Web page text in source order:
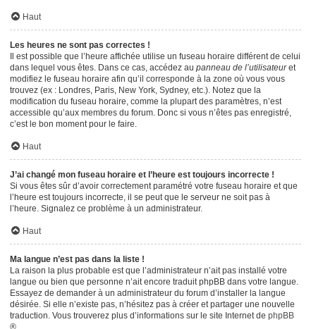
Haut
Les heures ne sont pas correctes !
Il est possible que l’heure affichée utilise un fuseau horaire différent de celui
dans lequel vous êtes. Dans ce cas, accédez au panneau de l’utilisateuret
modifiez le fuseau horaire afin qu’il corresponde à la zone où vous vous
trouvez (ex : Londres, Paris, New York, Sydney, etc.). Notez que la
modification du fuseau horaire, comme la plupart des paramètres, n’est
accessible qu’aux membres du forum. Donc si vous n’êtes pas enregistré,
c’est le bon moment pour le faire.
Haut
J’ai changé mon fuseau horaire et l’heure est toujours incorrecte !
Si vous êtes sûr d’avoir correctement paramétré votre fuseau horaire et que
l’heure est toujours incorrecte, il se peut que le serveur ne soit pas à
l’heure. Signalez ce problème à un administrateur.
Haut
Ma langue n’est pas dans la liste !
La raison la plus probable est que l’administrateur n’ait pas installé votre
langue ou bien que personne n’ait encore traduit phpBB dans votre langue.
Essayez de demander à un administrateur du forum d’installer la langue
désirée. Si elle n’existe pas, n’hésitez pas à créer et partager une nouvelle
traduction. Vous trouverez plus d’informations sur le site Internet de phpBB
®.